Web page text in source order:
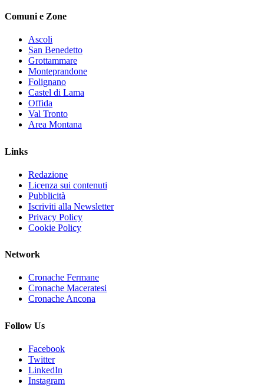
Comuni e Zone
Ascoli
San Benedetto
Grottammare
Monteprandone
Folignano
Castel di Lama
Offida
Val Tronto
Area Montana
Links
Redazione
Licenza sui contenuti
Pubblicità
Iscriviti alla Newsletter
Privacy Policy
Cookie Policy
Network
Cronache Fermane
Cronache Maceratesi
Cronache Ancona
Follow Us
Facebook
Twitter
LinkedIn
Instagram